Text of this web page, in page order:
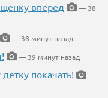
вперед
— 38
— 38 минут назад
— 39 минут назад
покачать!
—